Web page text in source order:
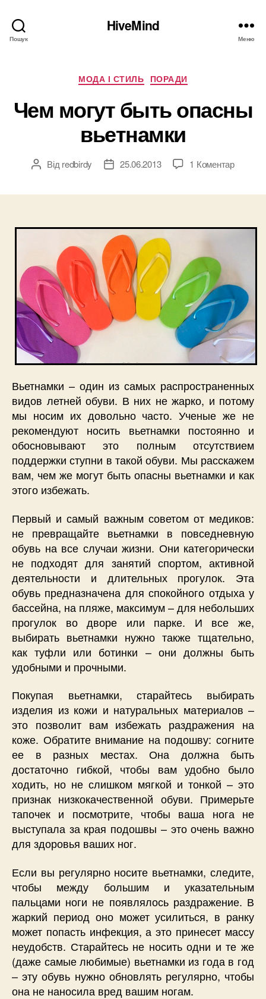
Пошук
HiveMind
Меню
Категорії
МОДА І СТИЛЬ ПОРАДИ
Чем могут быть опасны
вьетнамки
Автор
Від redbirdy
Дата25.06.2013 1 Коментардо
Вьетнамки – один из самых распространенных
видов летней обуви. В них не жарко, и потому
мы носим их довольно часто. Ученые же не
рекомендуют носить вьетнамки постоянно и
обосновывают это полным отсутствием
поддержки ступни в такой обуви. Мы расскажем
вам, чем же могут быть опасны вьетнамки и как
этого избежать.
Первый и самый важным советом от медиков:
не превращайте вьетнамки в повседневную
обувь на все случаи жизни. Они категорически
не подходят для занятий спортом, активной
деятельности и длительных прогулок. Эта
обувь предназначена для спокойного отдыха у
бассейна, на пляже, максимум – для небольших
прогулок во дворе или парке. И все же,
выбирать вьетнамки нужно также тщательно,
как туфли или ботинки – они должны быть
удобными и прочными.
Покупая вьетнамки, старайтесь выбирать
изделия из кожи и натуральных материалов –
это позволит вам избежать раздражения на
коже. Обратите внимание на подошву: согните
ее в разных местах. Она должна быть
достаточно гибкой, чтобы вам удобно было
ходить, но не слишком мягкой и тонкой – это
признак низкокачественной обуви. Примерьте
тапочек и посмотрите, чтобы ваша нога не
выступала за края подошвы – это очень важно
для здоровья ваших ног.
Если вы регулярно носите вьетнамки, следите,
чтобы между большим и указательным
пальцами ноги не появлялось раздражение. В
жаркий период оно может усилиться, в ранку
может попасть инфекция, а это принесет массу
неудобств. Старайтесь не носить одни и те же
(даже самые любимые) вьетнамки из года в год
– эту обувь нужно обновлять регулярно, чтобы
она не наносила вред вашим ногам.